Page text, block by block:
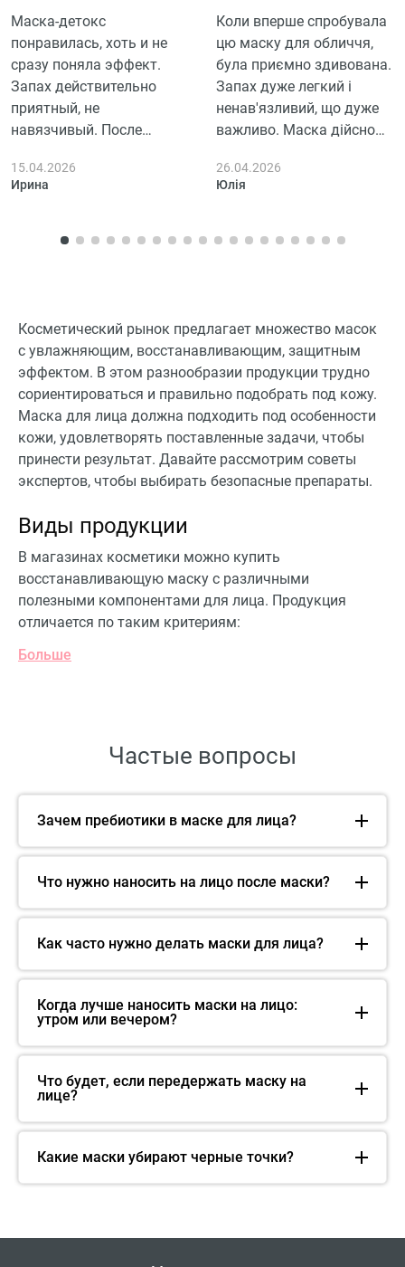
Маска-детокс
понравилась, хоть и не
сразу поняла эффект.
Запах действительно
приятный, не
навязчивый. После
ощущается чище и
свежее, но чёрные точки
наверно нужно
меня комбинированная
кожа и подошла неплохо,
не вызвала раздражения.
Пользоваться удобно, но
хотелось бы, чтобы
эффект был чуть
заметнее.
15.04.2026
Ирина
Коли вперше спробувала
цю маску для обличчя,
була приємно здивована.
Запах дуже легкий і
ненав'язливий, що дуже
важливо. Маска дійсно
особливо відчутна
різниця на сухих
сповзає з обличчя, що
трохи довше.
26.04.2026
Юлія
Косметический рынок предлагает множество масок
с увлажняющим, восстанавливающим, защитным
эффектом. В этом разнообразии продукции трудно
сориентироваться и правильно подобрать под кожу.
Маска для лица должна подходить под особенности
кожи, удовлетворять поставленные задачи, чтобы
принести результат. Давайте рассмотрим советы
экспертов, чтобы выбирать безопасные препараты.
Виды продукции
В магазинах косметики можно купить
восстанавливающую маску с различными
полезными компонентами для лица. Продукция
отличается по таким критериям:
Больше
Частые вопросы
Зачем пребиотики в маске для лица?
Что нужно наносить на лицо после маски?
Как часто нужно делать маски для лица?
Когда лучше наносить маски на лицо:
утром или вечером?
Что будет, если передержать маску на
лице?
Какие маски убирают черные точки?